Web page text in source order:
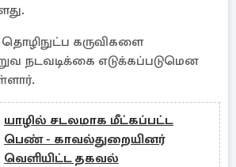
தொழிநுட்ப கருவிகளை
நடவடிக்கை எடுக்கப்படுமென
யாழில் சடலமாக மீட்கப்பட்ட
பெண் - காவல்துறையினர்
வெளியிட்ட தகவல்